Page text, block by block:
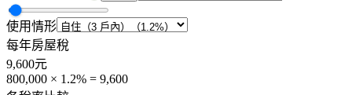
使用情形
每年房屋稅
9,600元
800,000 × 1.2% = 9,600